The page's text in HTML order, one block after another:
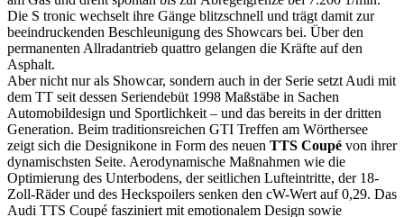
Die S tronic wechselt ihre Gänge blitzschnell und trägt damit zur
beeindruckenden Beschleunigung des Showcars bei. Über den
permanenten Allradantrieb quattro gelangen die Kräfte auf den
Asphalt.
Aber nicht nur als Showcar, sondern auch in der Serie setzt Audi mit
dem TT seit dessen Seriendebüt 1998 Maßstäbe in Sachen
Automobildesign und Sportlichkeit – und das bereits in der dritten
Generation. Beim traditionsreichen GTI Treffen am Wörthersee
zeigt sich die Designikone in Form des neuen TTS Coupé von ihrer
dynamischsten Seite. Aerodynamische Maßnahmen wie die
Optimierung des Unterbodens, der seitlichen Lufteintritte, der 18-
Zoll-Räder und des Heckspoilers senken den cW-Wert auf 0,29. Das
Audi TTS Coupé fasziniert mit emotionalem Design sowie